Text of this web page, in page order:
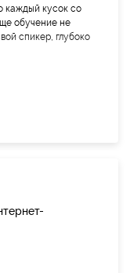
каждый кусок со
обучение не
спикер, глубоко